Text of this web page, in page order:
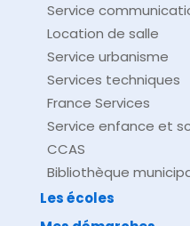
Service
Location de salle
Service urbanisme
Services techniques
France Services
Service enfance et
CCAS
Bibliothèque
Les écoles